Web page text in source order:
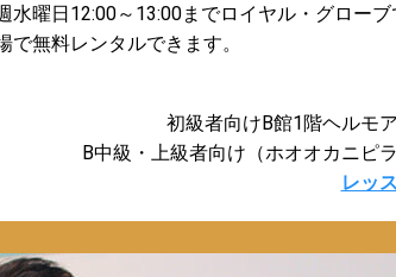
水曜日12:00～13:00までロイヤル・グロー
無料レンタルできます。
初級者向けB館1階ヘルモ
B中級・上級者向け（ホオオカニピ
レッ